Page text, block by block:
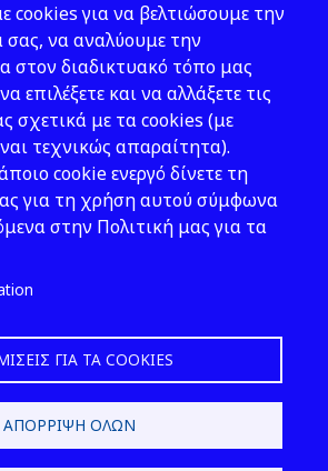
Νομοθεσία
Εκδόσεις
Νέα - Εκδηλώσεις
μας
cookies για να βελτιώσουμε την
σας, να αναλύουμε την
στον διαδικτυακό τόπο μας
επιλέξετε και να αλλάξετε τις
σχετικά με τα cookies (με
τεχνικώς απαραίτητα).
cookie ενεργό δίνετε τη
για τη χρήση αυτού σύμφωνα
στην Πολιτική μας για τα
ΓΙΑ ΤΑ COOKIES
ΑΠΌΡΡΙΨΗ ΌΛΩΝ
2026 © ΕΛ.ΙΝ.Υ.Α.Ε.
& Development by